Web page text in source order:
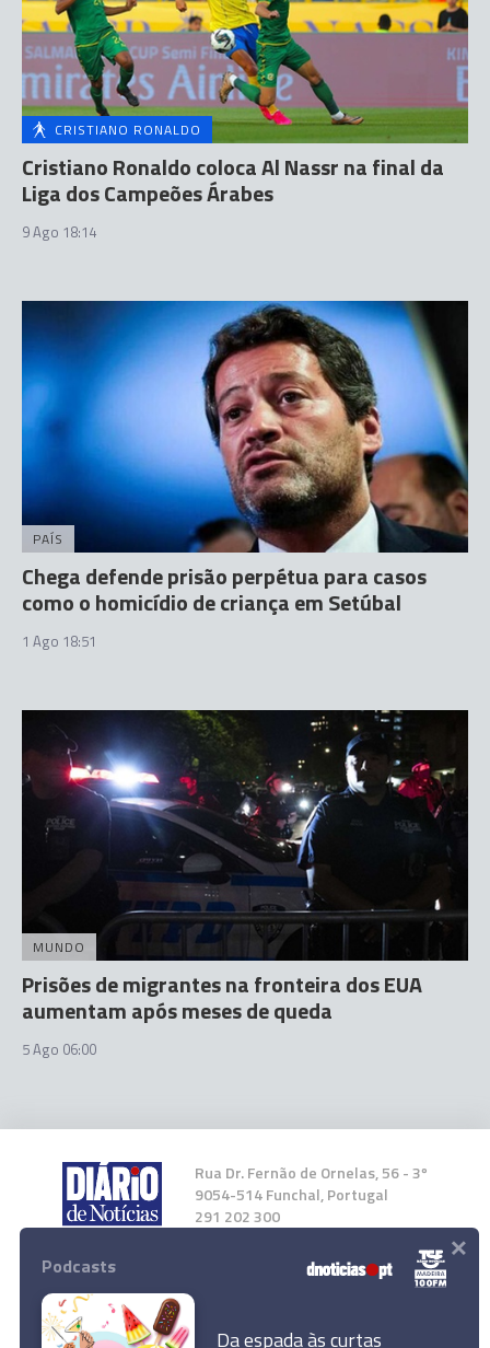
CRISTIANO RONALDO
Cristiano Ronaldo coloca Al Nassr na final da
Liga dos Campeões Árabes
9 Ago 18:14
PAÍS
Chega defende prisão perpétua para casos
como o homicídio de criança em Setúbal
1 Ago 18:51
MUNDO
Prisões de migrantes na fronteira dos EUA
aumentam após meses de queda
5 Ago 06:00
Rua Dr. Fernão de Ornelas, 56 - 3º
9054-514 Funchal, Portugal
291 202 300
Instale a nossa App
Podcasts
Da espada às curtas
×